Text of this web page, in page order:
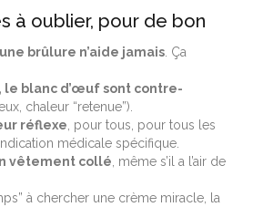
à oublier, pour de bon
brûlure n’aide jamais . Ça
le blanc d’œuf sont contre-
chaleur “retenue”).
réflexe , pour tous, pour tous les
médicale spécifique.
vêtement collé , même s’il a l’air de
à chercher une crème miracle, la